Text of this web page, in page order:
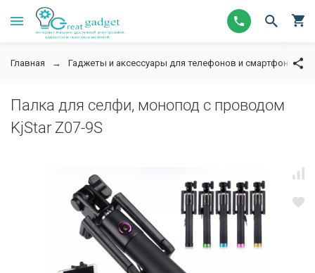
Главная Гаджеты и аксессуары для телефонов и смартфонов
Палка для селфи, монопод с проводом
KjStar Z07-9S